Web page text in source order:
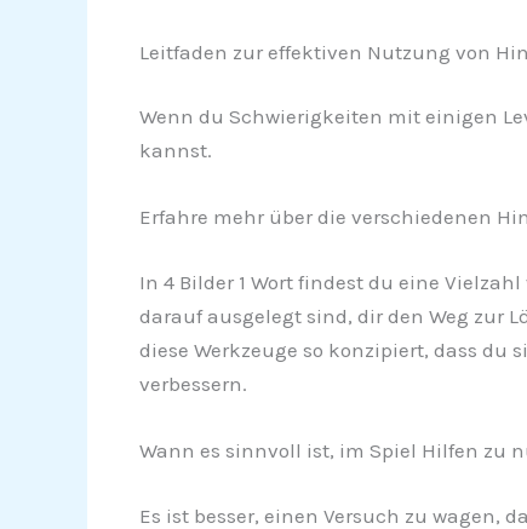
Leitfaden zur effektiven Nutzung von
Wenn du Schwierigkeiten mit einigen
kannst.
Erfahre mehr über die verschiedenen
In 4 Bilder 1 Wort findest du eine
darauf ausgelegt sind, dir den Weg zur
diese Werkzeuge so konzipiert, dass
verbessern.
Wann es sinnvoll ist, im Spiel Hilfen zu
Es ist besser, einen Versuch zu wagen,